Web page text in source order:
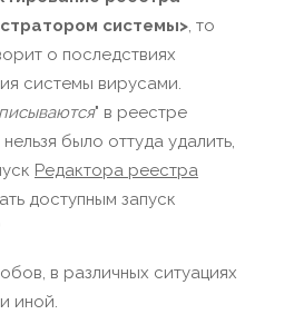
системы>, то
о последствиях
системы вирусами.
" в реестре
было оттуда удалить,
Редактора реестра
доступным запуск
в различных ситуациях
иной.